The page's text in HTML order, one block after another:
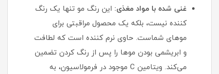
غنی شده با مواد مغذی: این رنگ مو تنها یک رنگ‌
کننده نیست، بلکه یک محصول مراقبتی برای
موهای شماست. حاوی نرم‌ کننده است که لطافت
و ابریشمی بودن موها را پس از رنگ کردن تضمین
می‌کند. ویتامین C موجود در فرمولاسیون، به